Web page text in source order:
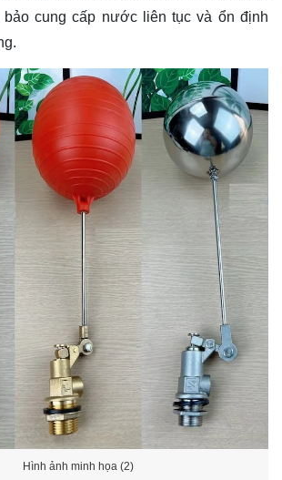
cung cấp nước liên tục và ổn định
Hình ảnh minh họa (2)